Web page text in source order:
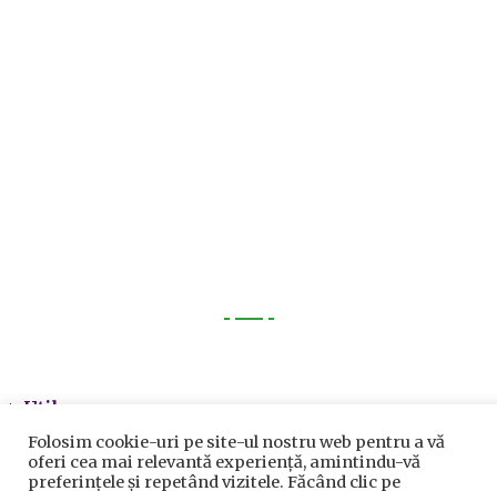
Utile
Telefoane utile
Acte Necesare/Ghid
Folosim cookie-uri pe site-ul nostru web pentru a vă
oferi cea mai relevantă experiență, amintindu-vă
preferințele și repetând vizitele. Făcând clic pe